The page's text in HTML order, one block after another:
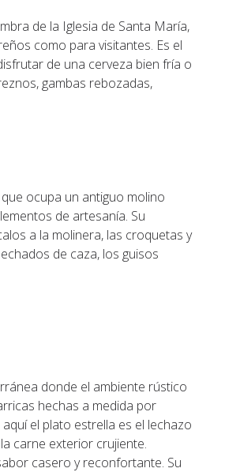
de la Iglesia de Santa María,
como para visitantes. Es el
de una cerveza bien fría o
gambas rebozadas,
ocupa un antiguo molino
de artesanía. Su
a la molinera, las croquetas y
de caza, los guisos
donde el ambiente rústico
hechas a medida por
el plato estrella es el lechazo
carne exterior crujiente.
casero y reconfortante. Su